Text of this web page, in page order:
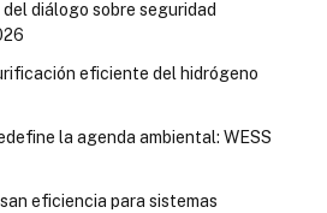
diálogo sobre seguridad
eficiente del hidrógeno
la agenda ambiental: WESS
eficiencia para sistemas